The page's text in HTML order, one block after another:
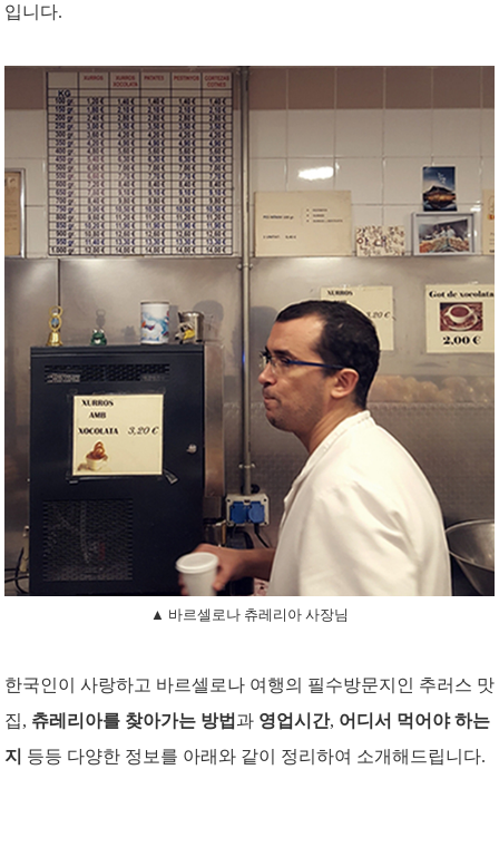
입니다.
▲ 바르셀로나 츄레리아 사장님
한국인이 사랑하고 바르셀로나 여행의 필수방문지인 추러스 맛
집, 츄레리아를 찾아가는 방법 과 영업시간, 어디서 먹어야 하는
지 등등 다양한 정보를 아래와 같이 정리하여 소개해드립니다.